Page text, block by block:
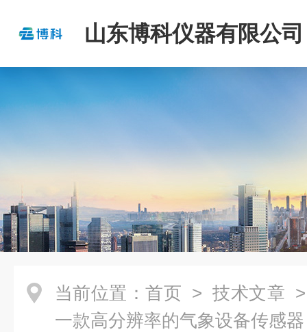
山东博科仪器有限公司
当前位置： 首页 > 技术文章
一款高分辨率的气象设备传感器